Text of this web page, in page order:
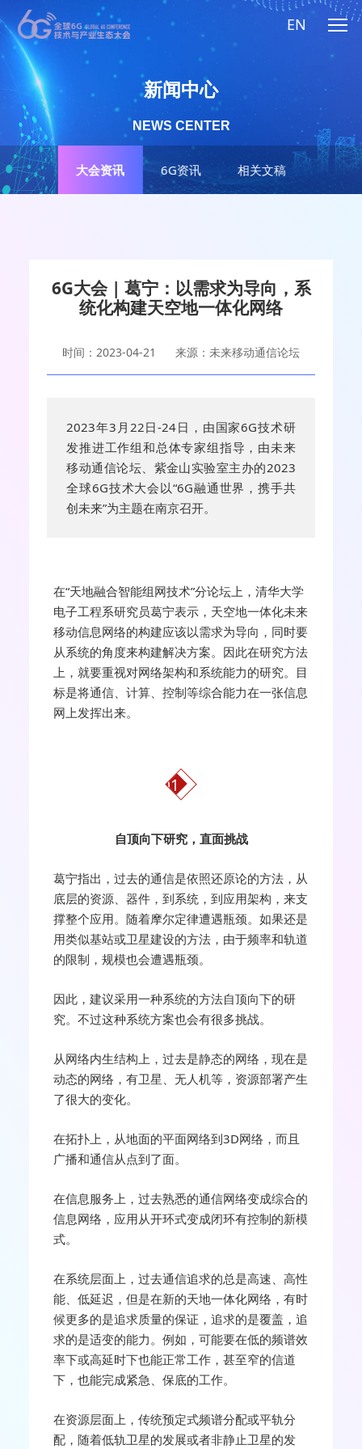
EN
大会资讯 6G资讯 相关文稿
新闻中心
NEWS CENTER
6G大会 | 葛宁：以需求为导向，系
统化构建天空地一体化网络
时间：2023-04-21 来源：未来移动通信论坛
2023年3月22日-24日，由国家6G技术研
发推进工作组和总体专家组指导，由未来
移动通信论坛、紫金山实验室主办的2023
全球6G技术大会以“6G融通世界，携手共
创未来”为主题在南京召开。
在“天地融合智能组网技术”分论坛上，清华大学
电子工程系研究员葛宁表示，天空地一体化未来
移动信息网络的构建应该以需求为导向，同时要
从系统的角度来构建解决方案。因此在研究方法
上，就要重视对网络架构和系统能力的研究。目
标是将通信、计算、控制等综合能力在一张信息
网上发挥出来。
01
自顶向下研究，直面挑战
葛宁指出，过去的通信是依照还原论的方法，从
底层的资源、器件，到系统，到应用架构，来支
撑整个应用。随着摩尔定律遭遇瓶颈。如果还是
用类似基站或卫星建设的方法，由于频率和轨道
的限制，规模也会遭遇瓶颈。
因此，建议采用一种系统的方法自顶向下的研
究。不过这种系统方案也会有很多挑战。
从网络内生结构上，过去是静态的网络，现在是
动态的网络，有卫星、无人机等，资源部署产生
了很大的变化。
在拓扑上，从地面的平面网络到3D网络，而且
广播和通信从点到了面。
在信息服务上，过去熟悉的通信网络变成综合的
信息网络，应用从开环式变成闭环有控制的新模
式。
在系统层面上，过去通信追求的总是高速、高性
能、低延迟，但是在新的天地一体化网络，有时
候更多的是追求质量的保证，追求的是覆盖，追
求的是适变的能力。例如，可能要在低的频谱效
率下或高延时下也能正常工作，甚至窄的信道
下，也能完成紧急、保底的工作。
在资源层面上，传统预定式频谱分配或平轨分
配，随着低轨卫星的发展或者非静止卫星的发